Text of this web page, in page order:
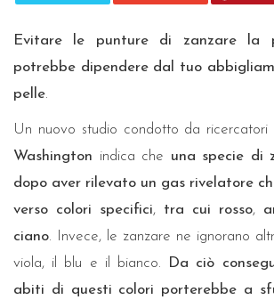
Evitare le punture di zanzare la
potrebbe dipendere dal tuo
pelle.
Un nuovo studio condotto da ricercatori
Washington indica che una specie di
dopo aver rilevato un gas rivelatore
verso colori specifici, tra cui rosso,
ciano. Invece, le zanzare ne ignorano
viola, il blu e il bianco.
Da ciò
abiti di questi colori porterebbe a